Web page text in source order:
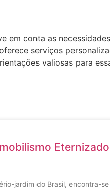
em conta as
serviços
valiosas para
Eternizado
jardim do Brasil, encontra-se